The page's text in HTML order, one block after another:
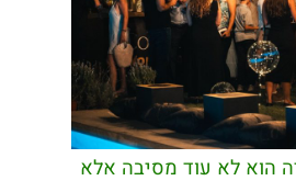
הוא לא עוד מסיבה אלא